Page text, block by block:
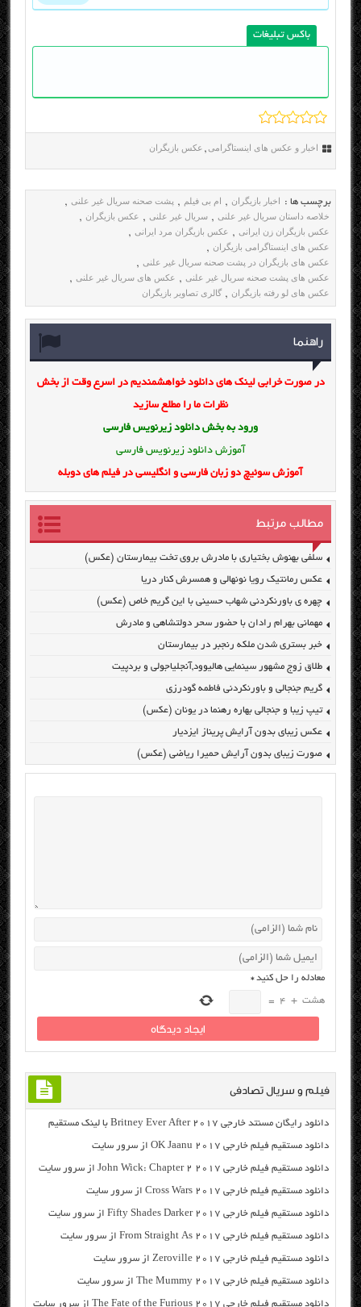
باکس تبلیغات
اخبار و عکس های اینستاگرامی, عکس بازیگران
برچسب ها : اخبار بازیگران , ام بی فیلم , پشت صحنه سریال غیر علنی ,
خلاصه داستان سریال غیر علنی , سریال غیر علنی , عکس بازیگران ,
عکس بازیگران زن ایرانی , عکس بازیگران مرد ایرانی ,
عکس های اینستاگرامی بازیگران ,
عکس های بازیگران در پشت صحنه سریال غیر علنی ,
عکس های پشت صحنه سریال غیر علنی , عکس های سریال غیر علنی ,
عکس های لو رفته بازیگران , گالری تصاویر بازیگران
راهنما
در صورت خرابی لینک های دانلود خواهشمندیم در اسرع وقت از بخش
نظرات ما را مطلع سازید
ورود به بخش دانلود زیرنویس فارسی
آموزش دانلود زیرنویس فارسی
آموزش سوئیچ دو زبان فارسی و انگلیسی در فیلم های دوبله
مطالب مرتبط
سلفی بهنوش بختیاری با مادرش بروی تخت بیمارستان (عکس)
عکس رمانتیک رویا نونهالی و همسرش کنار دریا
چهره ی باورنکردنی شهاب حسینی با این گریم خاص (عکس)
مهمانی بهرام رادان با حضور سحر دولتشاهی و مادرش
خبر بستری شدن ملکه رنجبر در بیمارستان
طلاق زوج مشهور سینمایی هالیوود,آنجلیاجولی و بردپیت
گریم جنجالی و باورنکردنی فاطمه گودرزی
تیپ زیبا و جنجالی بهاره رهنما در یونان (عکس)
عکس زیبای بدون آرایش پریناز ایزدیار
صورت زیبای بدون آرایش حمیرا ریاضی (عکس)
معادله را حل کنید*
هشت +
4
=
فیلم و سریال تصادفی
دانلود رایگان مسنتد خارجی Britney Ever After 2017 با لینک مستقیم
دانلود مستقیم فیلم خارجی OK Jaanu 2017 از سرور سایت
دانلود مستقیم فیلم خارجی John Wick: Chapter 2 2017 از سرور سایت
دانلود مستقیم فیلم خارجی Cross Wars 2017 از سرور سایت
دانلود مستقیم فیلم خارجی Fifty Shades Darker 2017 از سرور سایت
دانلود مستقیم فیلم خارجی From Straight As 2017 از سرور سایت
دانلود مستقیم فیلم خارجی Zeroville 2017 از سرور سایت
دانلود مستقیم فیلم خارجی The Mummy 2017 از سرور سایت
دانلود مستقیم فیلم خارجی The Fate of the Furious 2017 از سرور سایت